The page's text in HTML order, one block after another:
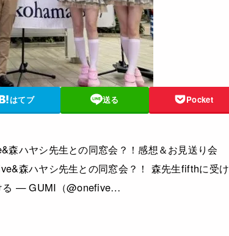
はてブ 送る Pocket
森ハヤシ先生との同窓会？！感想＆お見送り会
森ハヤシ先生との同窓会？！ 森先生fifthに受け
る — GUMI（@onefive…